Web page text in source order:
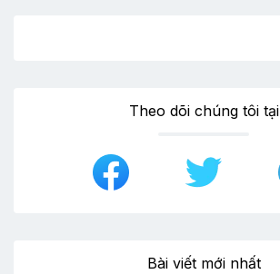
Theo dõi chúng tôi tại
Bài viết mới nhất